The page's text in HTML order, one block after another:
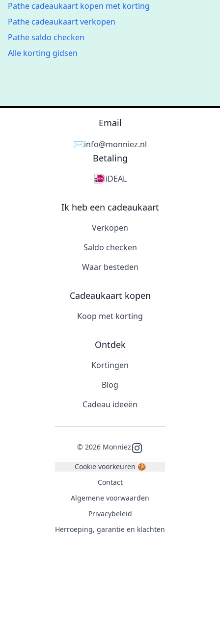
Pathe cadeaukaart kopen met korting
Pathe cadeaukaart verkopen
Pathe saldo checken
Alle korting gidsen
Email
✉️info@monniez.nl
Betaling
iDEAL
Ik heb een cadeaukaart
Verkopen
Saldo checken
Waar besteden
Cadeaukaart kopen
Koop met korting
Ontdek
Kortingen
Blog
Cadeau ideeën
© 2026 MonniezInstagram
Cookie voorkeuren 🍪
Contact
Algemene voorwaarden
Privacybeleid
Herroeping, garantie en klachten